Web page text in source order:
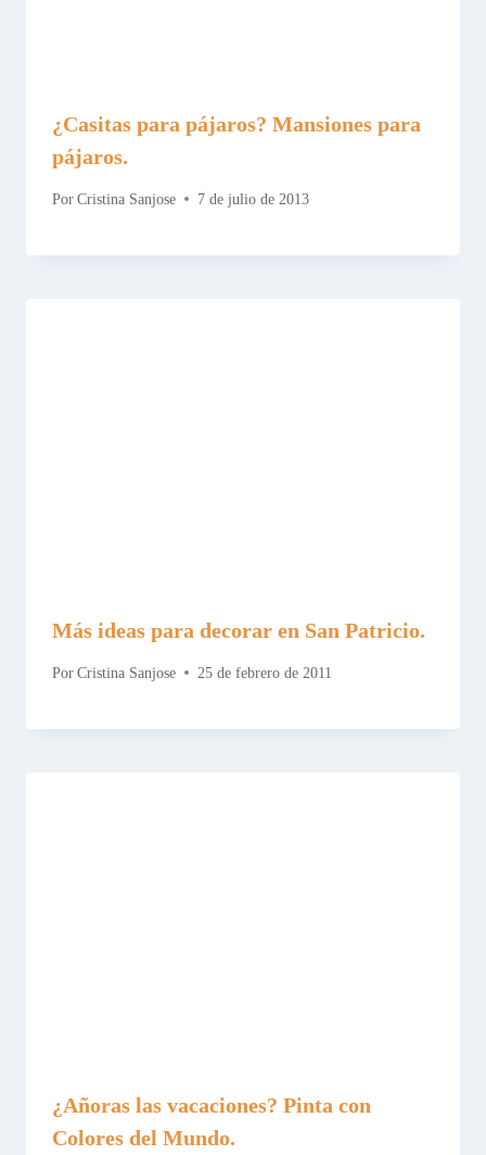
¿Casitas para pájaros? Mansiones para
pájaros.
Por Cristina Sanjose 7 de julio de 2013
Más ideas para decorar en San Patricio.
Por Cristina Sanjose 25 de febrero de 2011
¿Añoras las vacaciones? Pinta con
Colores del Mundo.